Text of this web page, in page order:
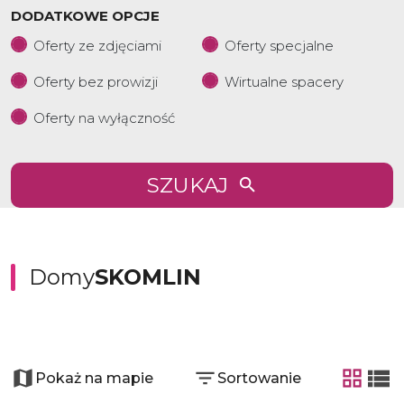
DODATKOWE OPCJE
Oferty ze zdjęciami
Oferty specjalne
Oferty bez prowizji Wirtualne spacery
Oferty na wyłączność
SZUKAJ
DomySKOMLIN
−Pokaż na mapie Sortowanie
tabela